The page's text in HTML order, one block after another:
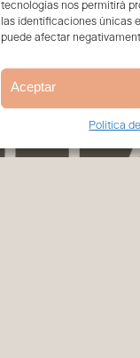
tecnologías nos permitirá
las identificaciones únicas
puede afectar
Aceptar
Política